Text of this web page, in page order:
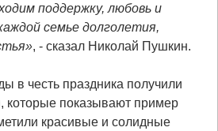
поддержку, любовь и
семье долголетия,
, - сказал Николай Пушкин.
в честь праздника получили
которые показывают пример
красивые и солидные